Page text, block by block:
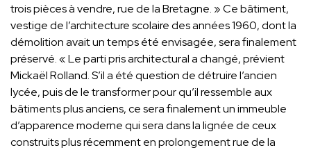
trois pièces à vendre, rue de la Bretagne. » Ce bâtiment,
vestige de l’architecture scolaire des années 1960, dont la
démolition avait un temps été envisagée, sera finalement
préservé. « Le parti pris architectural a changé, prévient
Mickaël Rolland. S’il a été question de détruire l’ancien
lycée, puis de le transformer pour qu’il ressemble aux
bâtiments plus anciens, ce sera finalement un immeuble
d’apparence moderne qui sera dans la lignée de ceux
construits plus récemment en prolongement rue de la